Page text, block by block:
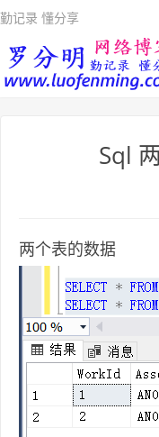
勤记录 懂分享
Sql
两个表的数据